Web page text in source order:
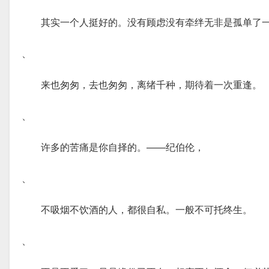
其实一个人挺好的。没有顾虑没有牵绊无非是孤单了
、
来也匆匆，去也匆匆，离绪千种，期待着一次重逢。
、
许多的苦痛是你自择的。——纪伯伦，
、
不吸烟不饮酒的人，都很自私。一般不可托终生。
、